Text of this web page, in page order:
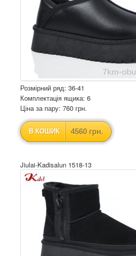
Розмірний ряд: 36-41
Комплектація ящика: 6
Ціна за пару: 760 грн.
В КОШИК 4560 грн.
Jiulai-Kadisalun 1518-13